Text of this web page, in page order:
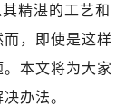
精湛的工艺和
，即使是这样
本文将为大家
办法。